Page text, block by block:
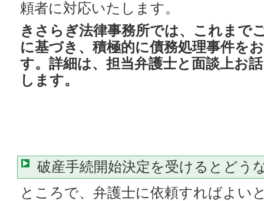
頼者に対応いたします。
きさらぎ法律事務所では、これまで
に基づき、積極的に債務処理事件を
す。 詳細は、担当弁護士と面談上お
します。
破産手続開始決定を受けるとどう
ところで、弁護士に依頼すればよい